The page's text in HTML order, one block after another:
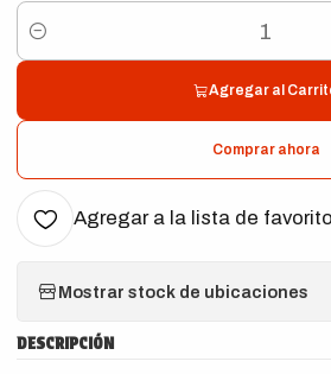
Cantidad
Agregar al
Comprar ahora
Agregar a la lista de
Mostrar stock de ubicaciones
DESCRIPCIÓN